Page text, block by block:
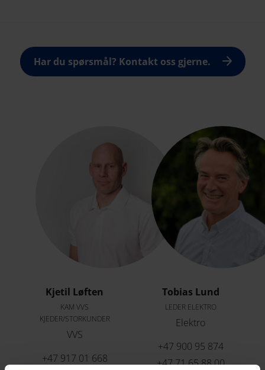
Har du spørsmål? Kontakt oss gjerne.
Kjetil Løften
KAM VVS
KJEDER/STORKUNDER
VVS
+47 917 01 668
Tobias Lund
LEDER ELEKTRO
Elektro
+47 900 95 874
+47 71 65 88 00